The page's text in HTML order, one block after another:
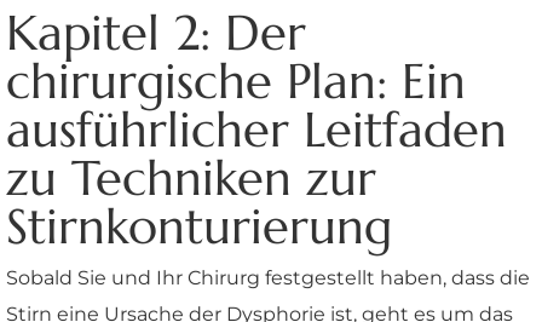
Kapitel 2: Der
chirurgische Plan: Ein
ausführlicher Leitfaden
zu Techniken zur
Stirnkonturierung
Sobald Sie und Ihr Chirurg festgestellt haben, dass die
Stirn eine Ursache der Dysphorie ist, geht es um das